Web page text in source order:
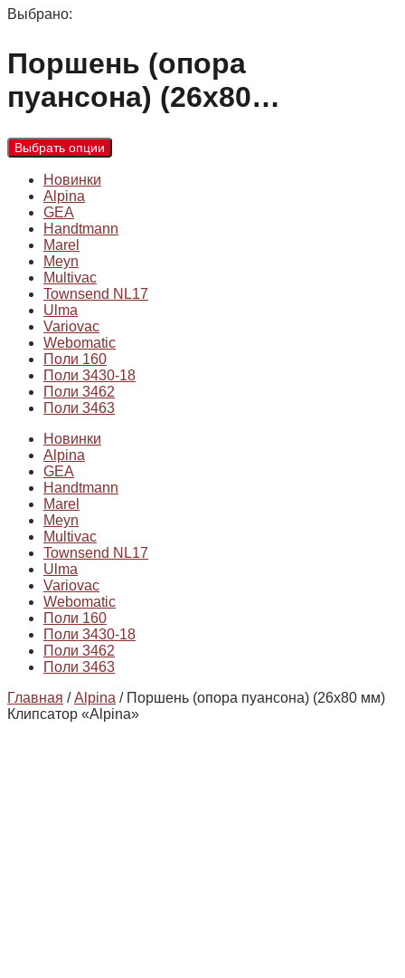
Выбрано:
Поршень (опора
пуансона) (26х80…
Выбрать опции
Новинки
Alpina
GEA
Handtmann
Marel
Meyn
Multivac
Townsend NL17
Ulma
Variovac
Webomatic
Поли 160
Поли 3430-18
Поли 3462
Поли 3463
Новинки
Alpina
GEA
Handtmann
Marel
Meyn
Multivac
Townsend NL17
Ulma
Variovac
Webomatic
Поли 160
Поли 3430-18
Поли 3462
Поли 3463
Главная /Alpina / Поршень (опора пуансона) (26х80 мм)
Клипсатор «Alpina»